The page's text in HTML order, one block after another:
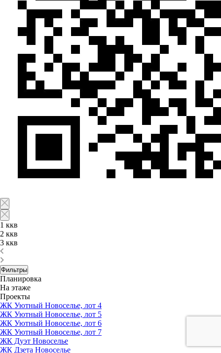
1 ккв
2 ккв
3 ккв
Фильтры
Планировка
На этаже
Проекты
ЖК Уютный Новоселье, лот 4
ЖК Уютный Новоселье, лот 5
ЖК Уютный Новоселье, лот 6
ЖК Уютный Новоселье, лот 7
ЖК Дуэт Новоселье
ЖК Дзета Новоселье